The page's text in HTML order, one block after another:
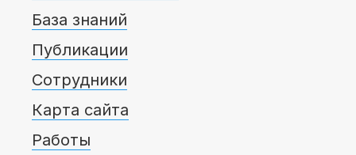
База знаний
Публикации
Сотрудники
Карта сайта
Работы